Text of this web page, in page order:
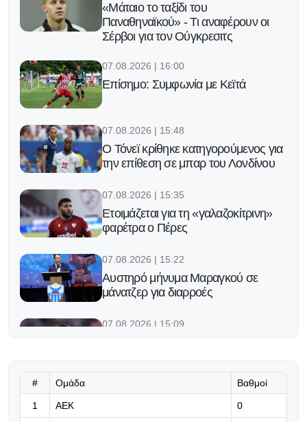
«Μάταιο το ταξίδι του
Παναθηναϊκού» - Τι αναφέρουν οι
Σέρβοι για τον Ούγκρεσιτς
07.08.2026 | 16:00
Επίσημο: Συμφωνία με Κεϊτά
07.08.2026 | 15:48
Ο Τόνεϊ κρίθηκε κατηγορούμενος για
την επίθεση σε μπαρ του Λονδίνου
07.08.2026 | 15:35
Ετοιμάζεται για τη «γαλαζοκίτρινη»
φαρέτρα ο Πέρες
07.08.2026 | 15:22
Αυστηρό μήνυμα Μαραγκού σε
μάνατζερ για διαρροές
07.08.2026 | 15:09
# Ομάδα Βαθμοί
1 ΑΕΚ 0